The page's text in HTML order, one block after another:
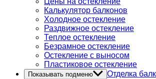
Калькулятор балконов
Холодное остекление
Раздвижное остекление
Теплое остекление
Безрамное остекление
Остекление с выносом
Пластиковое остекление
Показывать подменю
Отделка